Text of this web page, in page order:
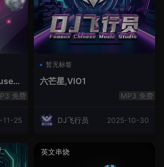
全
免费
11-25
暂无标签
六芒星,VIO1
免费
DJ飞行员 2025-10-30
英文串烧